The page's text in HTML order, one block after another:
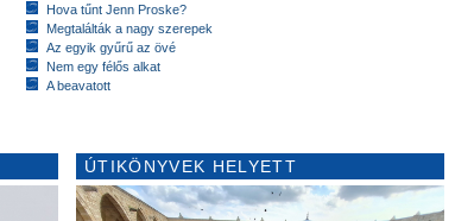
Hova tűnt Jenn Proske?
Megtalálták a nagy szerepek
Az egyik gyűrű az övé
Nem egy félős alkat
A beavatott
ÚTIKÖNYVEK HELYETT